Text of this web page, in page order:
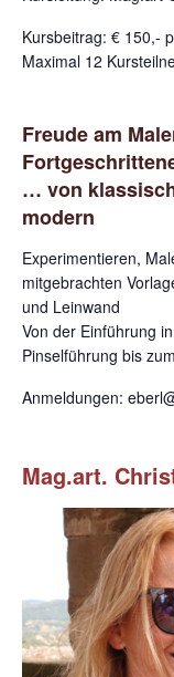
Kursbeitrag: € 150,-
Maximal 12
Freude am
… von
modern
Experimentieren,
mitgebrachten
und Leinwand
Von der Einführung
Pinselführung bis
Anmeldungen:
Mag.art.